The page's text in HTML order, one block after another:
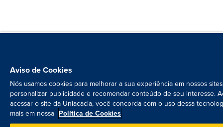
Aviso de Cookies
Nós usamos cookies para melhorar a sua experiência em nossos
personalizar publicidade e recomendar conteúdo de seu interesse.
acessar o site da Uniacacia, você concorda com o uso dessa
mais em nossa Política de Cookies